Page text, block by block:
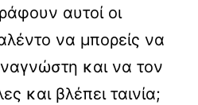
αυτοί οι
να μπορείς να
και να τον
και βλέπει ταινία;